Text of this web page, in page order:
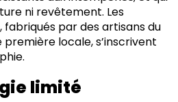
ni revêtement. Les
fabriqués par des artisans du
première locale, s’inscrivent
limité